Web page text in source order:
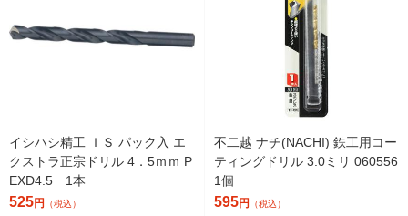
イシハシ精工 ＩＳ パック入 エ
クストラ正宗ドリル 4．5ｍｍ P
EXD4.5 1本
525円 （税込）
不二越 ナチ(NACHI) 鉄工用コー
ティングドリル 3.0ミリ 060556
1個
595円 （税込）